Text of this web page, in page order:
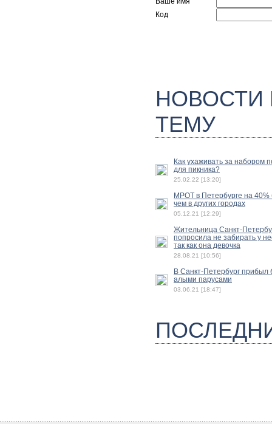
Код
ТЕМУ
Как ухаживать за набором
для пикника?
25.02.22 [13:20]
МРОТ в Петербурге на 40%
чем в других городах
05.12.21 [12:29]
Жительница Санкт-
попросила не забирать у
так как она девочка
28.08.21 [10:56]
В Санкт-Петербург прибыл
алыми парусами
03.06.21 [18:47]